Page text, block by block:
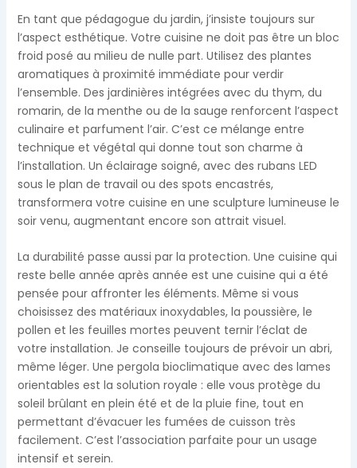
En tant que pédagogue du jardin, j’insiste toujours sur
l’aspect esthétique. Votre cuisine ne doit pas être un bloc
froid posé au milieu de nulle part. Utilisez des plantes
aromatiques à proximité immédiate pour verdir
l’ensemble. Des jardinières intégrées avec du thym, du
romarin, de la menthe ou de la sauge renforcent l’aspect
culinaire et parfument l’air. C’est ce mélange entre
technique et végétal qui donne tout son charme à
l’installation. Un éclairage soigné, avec des rubans LED
sous le plan de travail ou des spots encastrés,
transformera votre cuisine en une sculpture lumineuse le
soir venu, augmentant encore son attrait visuel.
La durabilité passe aussi par la protection. Une cuisine qui
reste belle année après année est une cuisine qui a été
pensée pour affronter les éléments. Même si vous
choisissez des matériaux inoxydables, la poussière, le
pollen et les feuilles mortes peuvent ternir l’éclat de
votre installation. Je conseille toujours de prévoir un abri,
même léger. Une pergola bioclimatique avec des lames
orientables est la solution royale : elle vous protège du
soleil brûlant en plein été et de la pluie fine, tout en
permettant d’évacuer les fumées de cuisson très
facilement. C’est l’association parfaite pour un usage
intensif et serein.